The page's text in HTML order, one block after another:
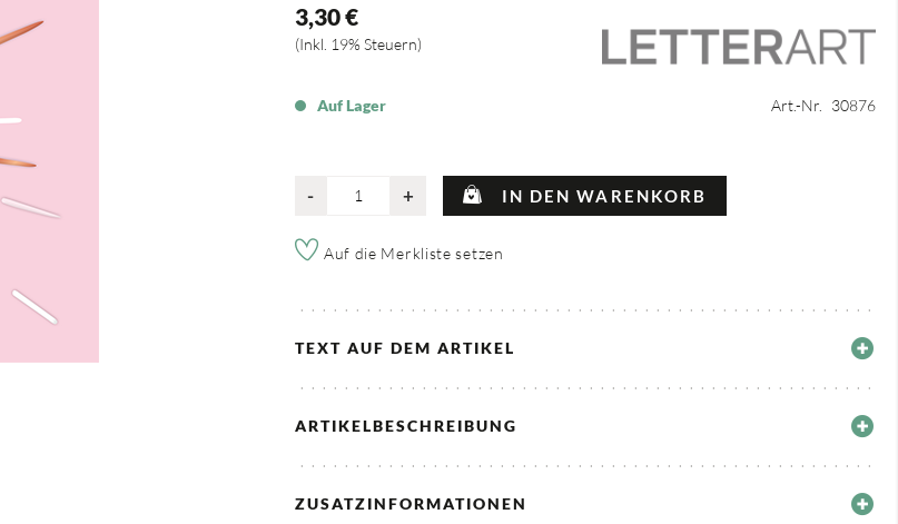
3,30 €
Inkl. 19% Steuern
Auf Lager Art.-Nr. 30876
- + IN DEN WARENKORB
Auf die Merkliste setzen
TEXT AUF DEM ARTIKEL
ARTIKELBESCHREIBUNG
ZUSATZINFORMATIONEN